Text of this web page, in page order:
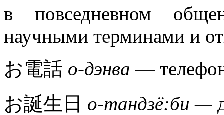
в повседневном
научными терминами и
お電話 о-дэнва—
お誕生日 о-тандзё:би —